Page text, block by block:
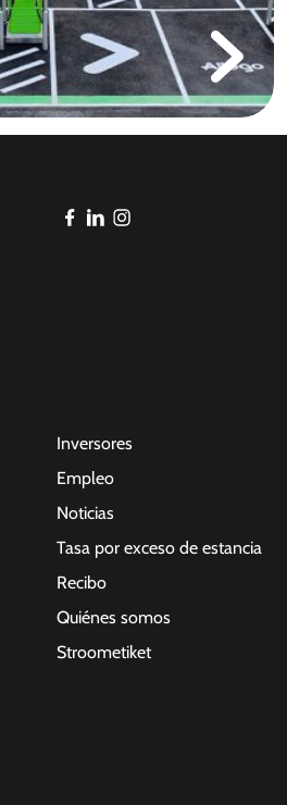
Inversores
Empleo
Noticias
Tasa por exceso de estancia
Recibo
Quiénes somos
Stroometiket